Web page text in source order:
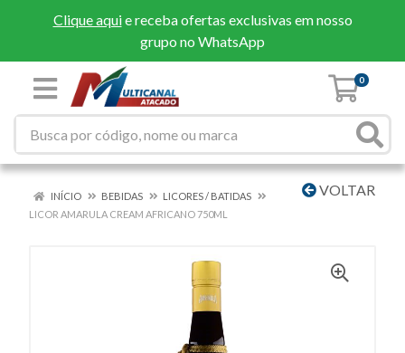
Clique aquie receba ofertas exclusivas em nosso
grupo no WhatsApp
0
VOLTAR
INÍCIO BEBIDAS
LICORES / BATIDAS
LICOR AMARULA CREAM AFRICANO 750ML